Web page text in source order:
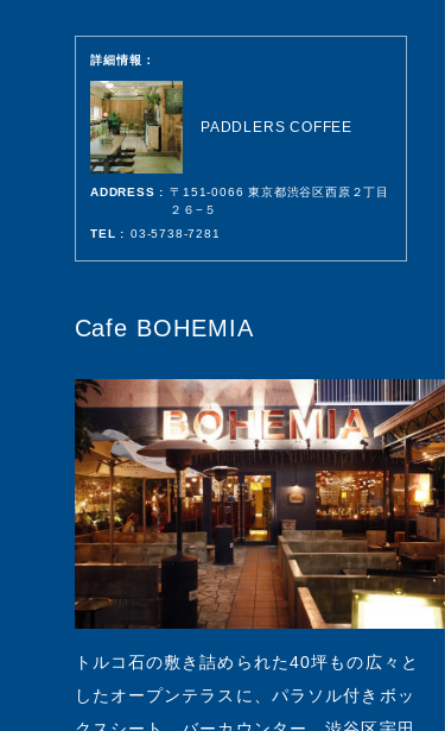
詳細情報：
PADDLERS COFFEE
ADDRESS : 〒151-0066 東京都渋谷区西原２丁目
２６−５
TEL : 03-5738-7281
Cafe BOHEMIA
トルコ石の敷き詰められた40坪もの広々と
したオープンテラスに、パラソル付きボッ